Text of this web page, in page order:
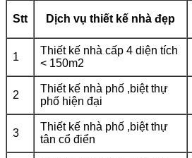
Stt Dịch vụ thiết kế nhà đẹp
1
Thiết kế nhà cấp 4 diện tích
< 150m2
2
Thiết kế nhà phố ,biệt thự
phố hiện đại
3
Thiết kế nhà phố ,biệt thự
tân cổ điển